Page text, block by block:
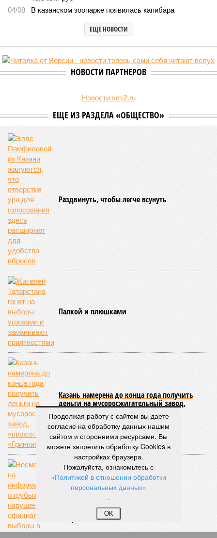
04/08
В казанском зоопарке появилась капибара
ЕЩЕ НОВОСТИ
НОВОСТИ ПАРТНЕРОВ
Новости smi2.ru
ЕЩЕ ИЗ РАЗДЕЛА «ОБЩЕСТВО»
Раздвинуть, чтобы легче всунуть
Палкой и плюшками
Казань намерена до конца года получить
деньги на мусоросжигательный завод,
«проклятый» «Гринписом»
Несмотря на информацию о грубых
нарушениях, официально выборы в
Татарстане назвали честными
Продолжая работу с сайтом вы даете
согласие на обработку данных нашим
сайтом и сторонними ресурсами. Вы
можете запретить обработку Cookies в
настройках браузера.
Пожалуйста, ознакомьтесь с
«Политикой в отношении обработки
персональных данных»
.
OK